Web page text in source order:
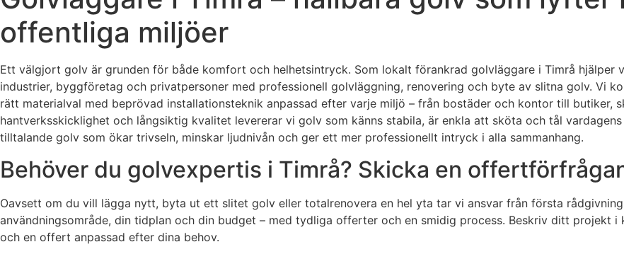
offentliga miljöer
Ett välgjort golv är grunden för både komfort och helhetsintryck. Som lokalt förankrad golvläggare i Timrå hjälper
industrier, byggföretag och privatpersoner med professionell golvläggning, renovering och byte av slitna golv. Vi
rätt materialval med beprövad installationsteknik anpassad efter varje miljö – från bostäder och kontor till butiker,
hantverksskicklighet och långsiktig kvalitet levererar vi golv som känns stabila, är enkla att sköta och tål
tilltalande golv som ökar trivseln, minskar ljudnivån och ger ett mer professionellt intryck i alla sammanhang.
Behöver du golvexpertis i Timrå? Skicka en
Oavsett om du vill lägga nytt, byta ut ett slitet golv eller totalrenovera en hel yta tar vi ansvar från första
användningsområde, din tidplan och din budget – med tydliga offerter och en smidig process. Beskriv ditt projekt
och en offert anpassad efter dina behov.